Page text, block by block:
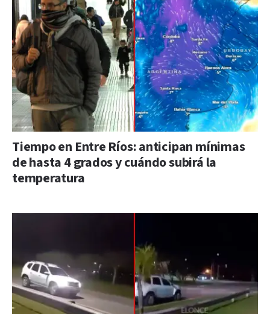
Tiempo en Entre Ríos: anticipan mínimas
de hasta 4 grados y cuándo subirá la
temperatura